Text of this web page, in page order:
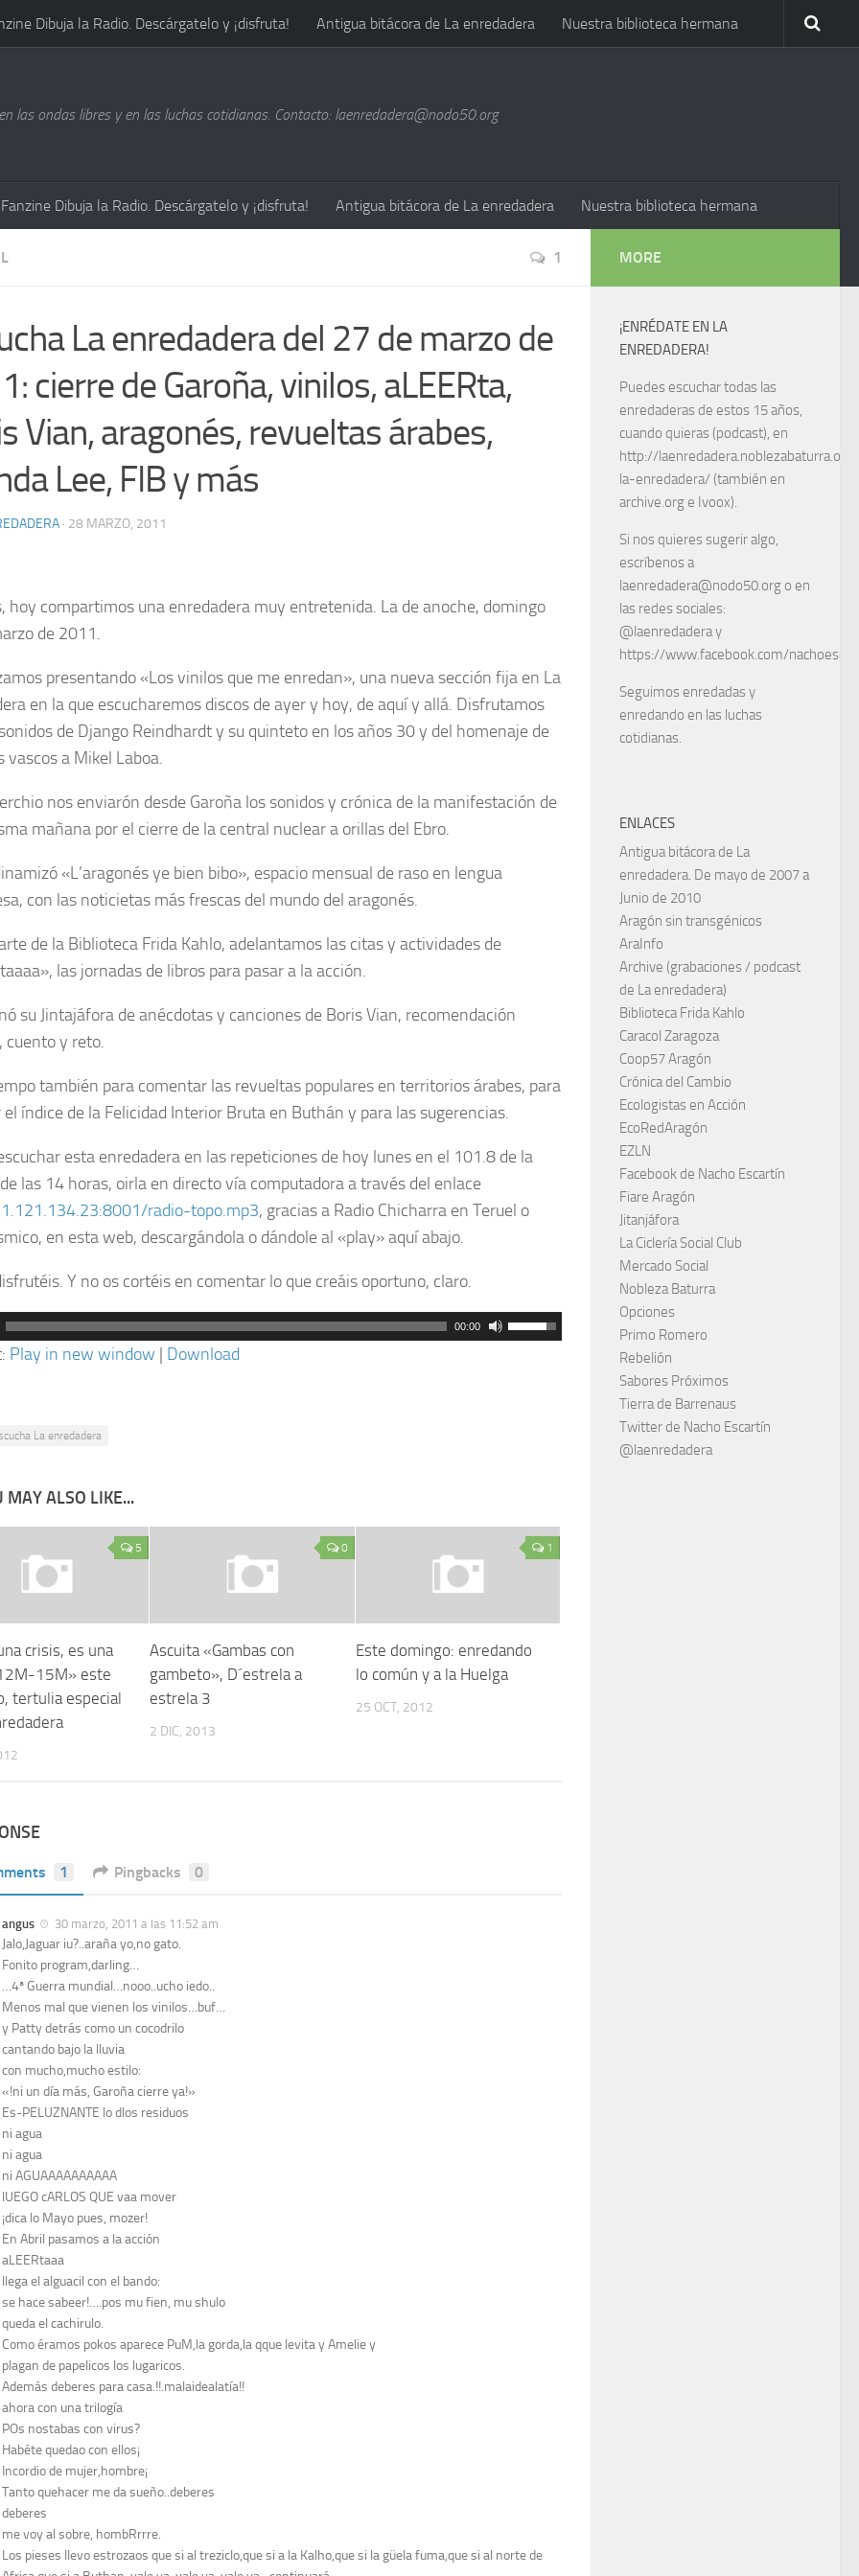
Dibuja la Radio. Descárgatelo y ¡disfruta! Antigua bitácora de La enredadera Nuestra biblioteca hermana
las ondas libres y en las luchas cotidianas. Contacto: laenredadera@nodo50.org
Fanzine Dibuja la Radio. Descárgatelo y ¡disfruta! Antigua bitácora de La enredadera Nuestra biblioteca hermana
1
La enredadera del 27 de marzo de
cierre de Garoña, vinilos, aLEERta,
Vian, aragonés, revueltas árabes,
Lee, FIB y más
· 28 MARZO, 2011
hoy compartimos una enredadera muy entretenida. La de anoche, domingo
de 2011.
presentando «Los vinilos que me enredan», una nueva sección fija en La
en la que escucharemos discos de ayer y hoy, de aquí y allá. Disfrutamos
de Django Reindhardt y su quinteto en los años 30 y del homenaje de
vascos a Mikel Laboa.
nos enviarón desde Garoña los sonidos y crónica de la manifestación de
mañana por el cierre de la central nuclear a orillas del Ebro.
«L’aragonés ye bien bibo», espacio mensual de raso en lengua
con las noticietas más frescas del mundo del aragonés.
de la Biblioteca Frida Kahlo, adelantamos las citas y actividades de
las jornadas de libros para pasar a la acción.
su Jintajáfora de anécdotas y canciones de Boris Vian, recomendación
cuento y reto.
también para comentar las revueltas populares en territorios árabes, para
el índice de la Felicidad Interior Bruta en Buthán y para las sugerencias.
esta enredadera en las repeticiones de hoy lunes en el 101.8 de la
las 14 horas, oirla en directo vía computadora a través del enlace
radio-topo.mp3, gracias a Radio Chicharra en Teruel o
en esta web, descargándola o dándole al «play» aquí abajo.
Y no os cortéis en comentar lo que creáis oportuno, claro.
00:00
Utiliza
volumen.
Play in new window | Download
La enredadera
MAY ALSO LIKE...
5
crisis, es una
15M» este
tertulia especial
0
Ascuita «Gambas con
gambeto», D´estrela a
estrela 3
2 DIC, 2013
1
Este domingo: enredando
lo común y a la Huelga
25 OCT, 2012
1 Pingbacks 0
angus 30 marzo, 2011 a las 11:52 am
Jalo,Jaguar iu?..araña yo,no gato.
Fonito program,darling…
…4ª Guerra mundial…nooo..ucho iedo..
Menos mal que vienen los vinilos…buf…
y Patty detrás como un cocodrilo
cantando bajo la lluvia
con mucho,mucho estilo:
«!ni un día más, Garoña cierre ya!»
Es-PELUZNANTE lo dlos residuos
ni agua
ni agua
ni AGUAAAAAAAAAA
lUEGO cARLOS QUE vaa mover
¡dica lo Mayo pues, mozer!
En Abril pasamos a la acción
aLEERtaaa
llega el alguacil con el bando:
se hace sabeer!….pos mu fien, mu shulo
queda el cachirulo.
Como éramos pokos aparece PuM,la gorda,la qque levita y Amelie y
plagan de papelicos los lugaricos.
Además deberes para casa.!!.malaidealatía!!
ahora con una trilogía
POs nostabas con virus?
Habéte quedao con ellos¡
Incordio de mujer,hombre¡
Tanto quehacer me da sueño..deberes
deberes
me voy al sobre, hombRrrre.
Los pieses llevo estrozaos que si al treziclo,que si a la Kalho,que si la güela fuma,que si al norte de
MORE
¡ENRÉDATE EN LA
ENREDADERA!
Puedes escuchar todas las
enredaderas de estos 15 años,
cuando quieras (podcast), en
http://
la-enredadera/ (también en
archive.org e Ivoox).
Si nos quieres sugerir algo,
escríbenos a
laenredadera@nodo50.org o en
las redes sociales:
@laenredadera y
https://www.facebook.com/
Seguimos enredadas y
enredando en las luchas
cotidianas.
ENLACES
Antigua bitácora de La
enredadera. De mayo de 2007 a
Junio de 2010
Aragón sin transgénicos
AraInfo
Archive (grabaciones / podcast
de La enredadera)
Biblioteca Frida Kahlo
Caracol Zaragoza
Coop57 Aragón
Crónica del Cambio
Ecologistas en Acción
EcoRedAragón
EZLN
Facebook de Nacho Escartín
Fiare Aragón
Jitanjáfora
La Ciclería Social Club
Mercado Social
Nobleza Baturra
Opciones
Primo Romero
Rebelión
Sabores Próximos
Tierra de Barrenaus
Twitter de Nacho Escartín
@laenredadera